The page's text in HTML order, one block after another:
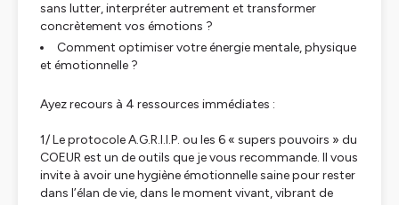
sans lutter, interpréter autrement et transformer
concrètement vos émotions ?
Comment optimiser votre énergie mentale, physique
et émotionnelle ?
Ayez recours à 4 ressources immédiates :
1/ Le protocole A.G.R.I.I.P. ou les 6 « supers pouvoirs » du
COEUR est un de outils que je vous recommande. Il vous
invite à avoir une hygiène émotionnelle saine pour rester
dans l’élan de vie, dans le moment vivant, vibrant de